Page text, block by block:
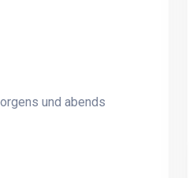
und abends